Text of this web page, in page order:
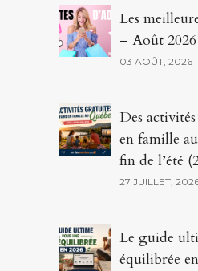
Les
– Août 2026
03 AOÛT, 2026
Des
en famille
fin de l’été
27 JUILLET,
Le guide
équilibrée